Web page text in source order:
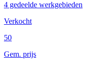
4 gedeelde werkgebieden
Verkocht
50
Gem. prijs